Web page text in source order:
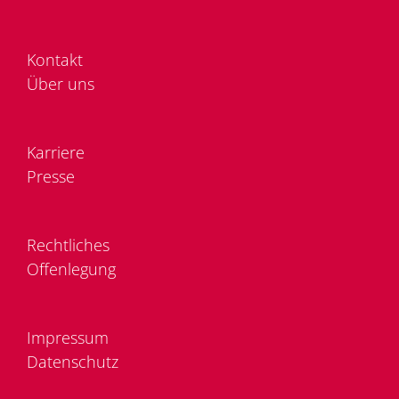
Kon­takt
Über uns
Kar­rie­re
Pres­se
Recht­li­ches
Of­fen­le­gung
Im­pres­sum
Da­ten­schutz